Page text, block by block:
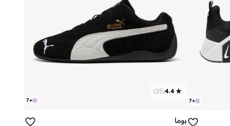
+
7
+
7
4.4
(
25
)
بوما